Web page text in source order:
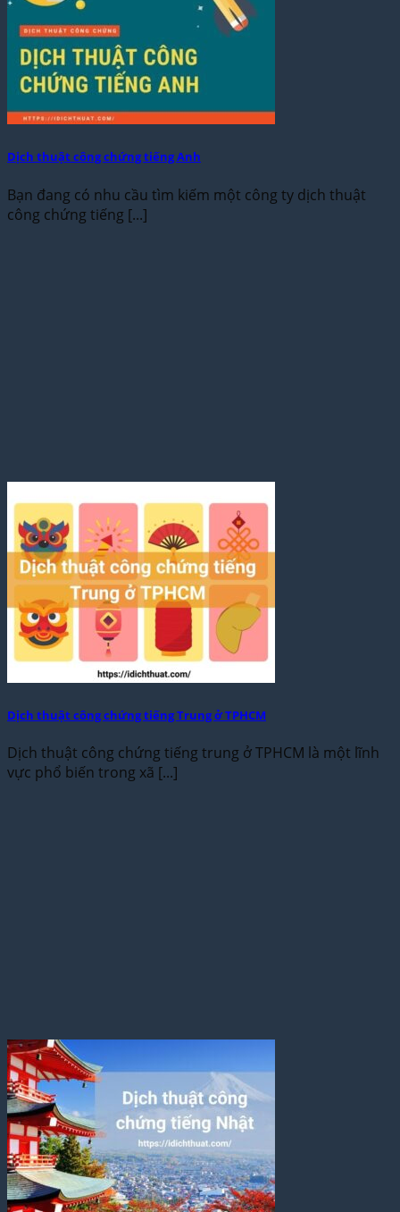
Dịch thuật công chứng tiếng Anh
Bạn đang có nhu cầu tìm kiếm một công ty dịch thuật
công chứng tiếng [...]
Dịch thuật công chứng tiếng Trung ở TPHCM
Dịch thuật công chứng tiếng trung ở TPHCM là một lĩnh
vực phổ biến trong xã [...]